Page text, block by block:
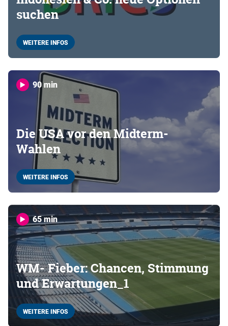
suchen
WEITERE INFOS
90 min
Die USA vor den Midterm-
Wahlen
WEITERE INFOS
65 min
WM- Fieber: Chancen, Stimmung
und Erwartungen_1
WEITERE INFOS